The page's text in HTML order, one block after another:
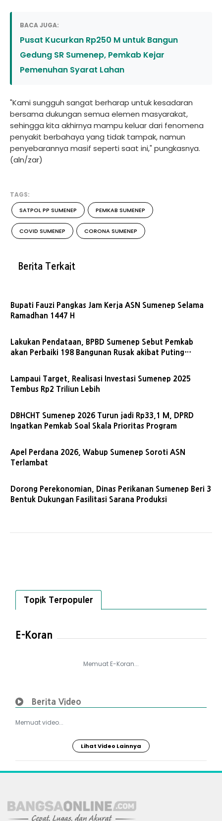
BACA JUGA:
Pusat Kucurkan Rp250 M untuk Bangun
Gedung SR Sumenep, Pemkab Kejar
Pemenuhan Syarat Lahan
"Kami sungguh sangat berharap untuk kesadaran
bersama dukungan semua elemen masyarakat,
sehingga kita akhirnya mampu keluar dari fenomena
penyakit berbahaya yang tidak tampak, namun
penyebarannya masif seperti saat ini," pungkasnya.
(aln/zar)
TAGS:
SATPOL PP SUMENEP PEMKAB SUMENEP
COVID SUMENEP CORONA SUMENEP
Berita Terkait
Bupati Fauzi Pangkas Jam Kerja ASN Sumenep Selama
Ramadhan 1447 H
Lakukan Pendataan, BPBD Sumenep Sebut Pemkab
akan Perbaiki 198 Bangunan Rusak akibat Puting
Lampaui Target, Realisasi Investasi Sumenep 2025
Tembus Rp2 Triliun Lebih
DBHCHT Sumenep 2026 Turun jadi Rp33,1 M, DPRD
Ingatkan Pemkab Soal Skala Prioritas Program
Apel Perdana 2026, Wabup Sumenep Soroti ASN
Terlambat
Dorong Perekonomian, Dinas Perikanan Sumenep Beri 3
Bentuk Dukungan Fasilitasi Sarana Produksi
Topik Terpopuler
E-Koran
Memuat E-Koran...
Berita Video
Memuat video...
Lihat Video Lainnya